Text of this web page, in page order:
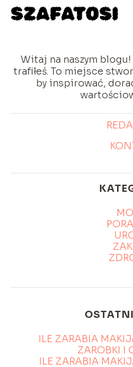
Witaj na naszym
trafiłeś. To miejsce
by inspirować,
ILE ZARABIA
ZAROBKI I
ILE ZARABIA